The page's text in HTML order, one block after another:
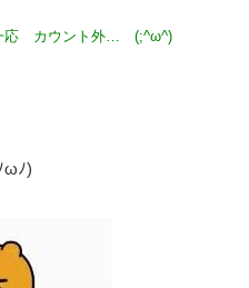
応 カウント外… (;^ω^)
ωﾉ)